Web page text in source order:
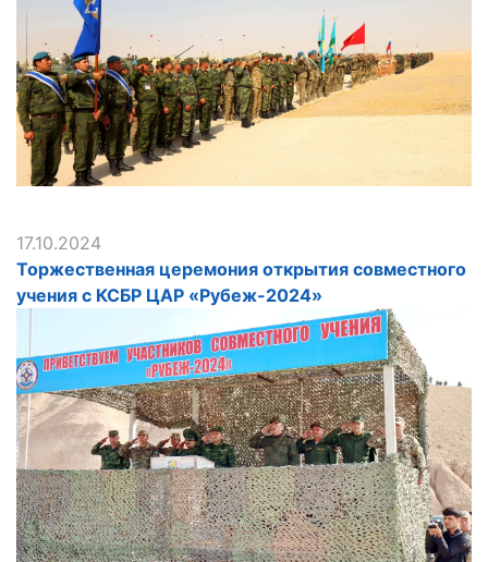
17.10.2024
Торжественная церемония открытия совместного
учения с КСБР ЦАР «Рубеж-2024»